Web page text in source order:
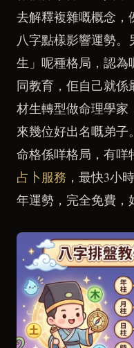
去解釋複雜嘅概念，
八字點樣影響運勢
生」呢種格局，認為
同教育，佢自己就
材生轉型做命理學家
來幾位好出名嘅弟
命格係咩格局，有咩
占卜服務 ，最快3小
年運勢，完全免費，